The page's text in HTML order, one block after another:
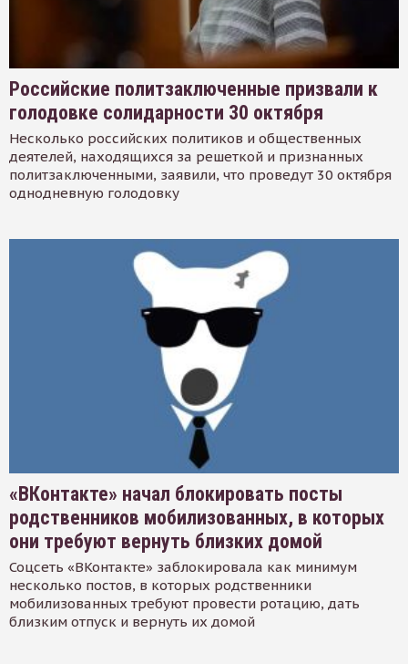
Российские политзаключенные призвали к
голодовке солидарности 30 октября
Несколько российских политиков и общественных
деятелей, находящихся за решеткой и признанных
политзаключенными, заявили, что проведут 30 октября
однодневную голодовку
«ВКонтакте» начал блокировать посты
родственников мобилизованных, в которых
они требуют вернуть близких домой
Соцсеть «ВКонтакте» заблокировала как минимум
несколько постов, в которых родственники
мобилизованных требуют провести ротацию, дать
близким отпуск и вернуть их домой